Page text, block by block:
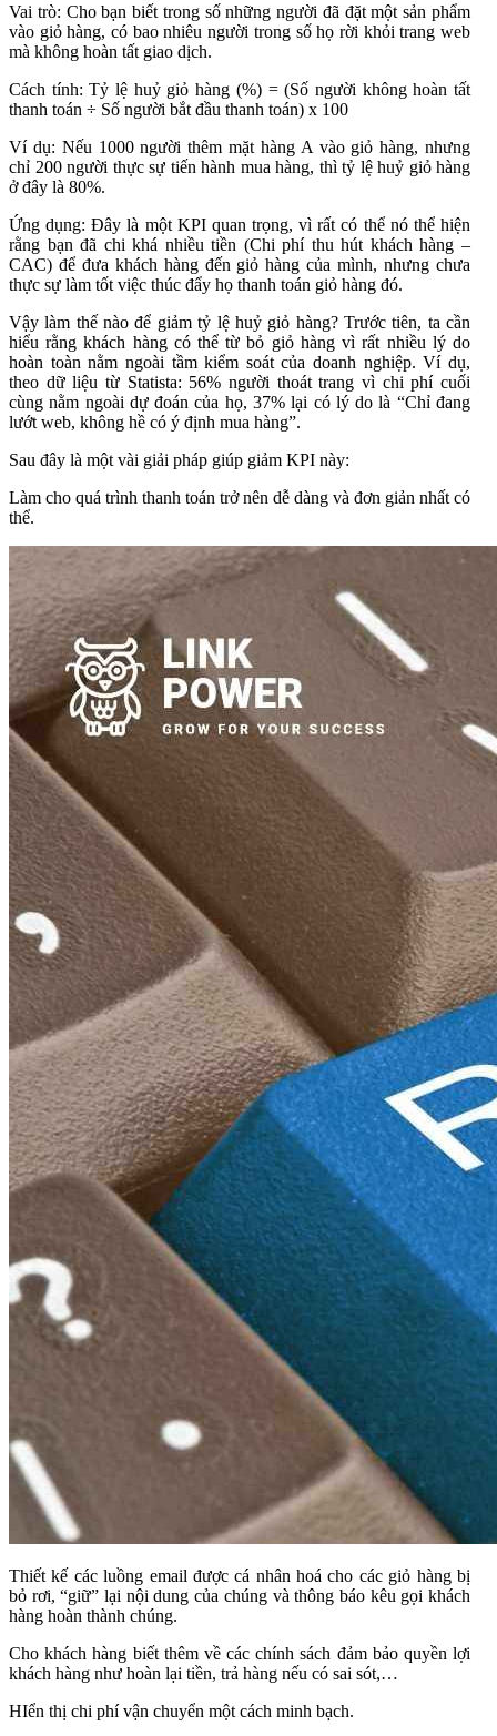
Vai trò: Cho bạn biết trong số những người đã đặt một sản phẩm
vào giỏ hàng, có bao nhiêu người trong số họ rời khỏi trang web
mà không hoàn tất giao dịch.
Cách tính: Tỷ lệ huỷ giỏ hàng (%) = (Số người không hoàn tất
thanh toán ÷ Số người bắt đầu thanh toán) x 100
Ví dụ: Nếu 1000 người thêm mặt hàng A vào giỏ hàng, nhưng
chỉ 200 người thực sự tiến hành mua hàng, thì tỷ lệ huỷ giỏ hàng
ở đây là 80%.
Ứng dụng: Đây là một KPI quan trọng, vì rất có thể nó thể hiện
rằng bạn đã chi khá nhiều tiền (Chi phí thu hút khách hàng –
CAC) để đưa khách hàng đến giỏ hàng của mình, nhưng chưa
thực sự làm tốt việc thúc đẩy họ thanh toán giỏ hàng đó.
Vậy làm thế nào để giảm tỷ lệ huỷ giỏ hàng? Trước tiên, ta cần
hiểu rằng khách hàng có thể từ bỏ giỏ hàng vì rất nhiều lý do
hoàn toàn nằm ngoài tầm kiểm soát của doanh nghiệp. Ví dụ,
theo dữ liệu từ Statista: 56% người thoát trang vì chi phí cuối
cùng nằm ngoài dự đoán của họ, 37% lại có lý do là “Chỉ đang
lướt web, không hề có ý định mua hàng”.
Sau đây là một vài giải pháp giúp giảm KPI này:
Làm cho quá trình thanh toán trở nên dễ dàng và đơn giản nhất có
thể.
Thiết kế các luồng email được cá nhân hoá cho các giỏ hàng bị
bỏ rơi, “giữ” lại nội dung của chúng và thông báo kêu gọi khách
hàng hoàn thành chúng.
Cho khách hàng biết thêm về các chính sách đảm bảo quyền lợi
khách hàng như hoàn lại tiền, trả hàng nếu có sai sót,…
HIển thị chi phí vận chuyển một cách minh bạch.